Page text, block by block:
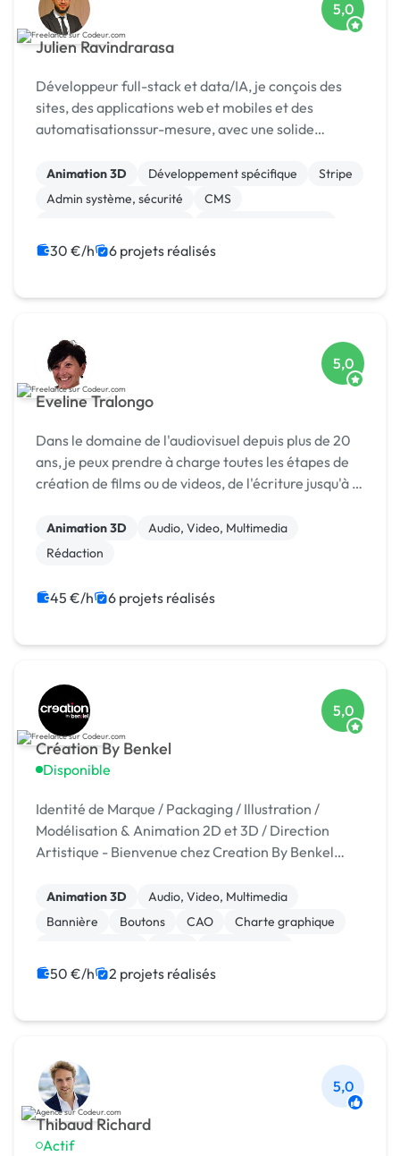
Julien Ravindrarasa
5,0
Développeur full-stack et data/IA, je conçois des
sites, des applications web et mobiles et des
automatisationssur-mesure, avec une solide
Stripe.
Animation 3D Développement spécifique
Stripe
Admin système, sécurité
CMS
Gestion site web
Installation de Script
30 €/h 6 projets réalisés
Eveline Tralongo
5,0
Dans le domaine de l'audiovisuel depuis plus de 20
ans, je peux prendre à charge toutes les étapes de
création de films ou de videos, de l'écriture jusqu'à la
Animation 3D
Audio, Video, Multimedia
Rédaction
45 €/h 6 projets réalisés
Création By Benkel
Disponible
5,0
Identité de Marque / Packaging / Illustration /
Modélisation & Animation 2D et 3D / Direction
Artistique - Bienvenue chez Creation By Benkel
Alicante, Espagne ! Chez Creation , nous sommes
p...
Animation 3D
Audio, Video, Multimedia
Bannière
Boutons CAO
Charte graphique
Motion design
50 €/h 2 projets réalisés
Thibaud Richard
Actif
5,0